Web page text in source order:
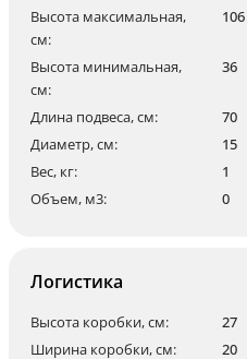
Высота максимальная,
см:
106
Высота минимальная,
см:
36
Длина подвеса, см:
70
Диаметр, см:
15
Вес, кг:
1
Объем, м3:
0
Логистика
Высота коробки, см:
27
Ширина коробки, см:
20